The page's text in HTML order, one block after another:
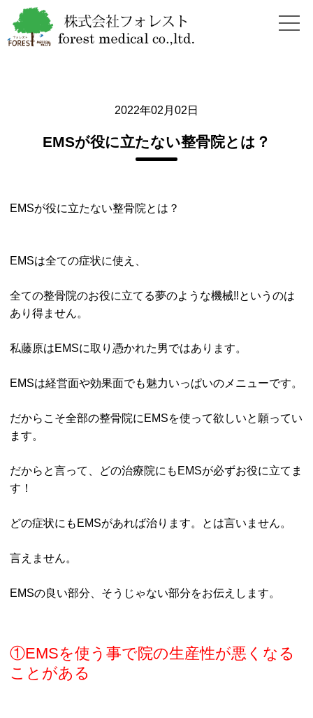
2022年02月02日
EMSが役に立たない整骨院とは？
EMSが役に立たない整骨院とは？
EMSは全ての症状に使え、
全ての整骨院のお役に立てる夢のような機械‼︎というのは
あり得ません。
私藤原はEMSに取り憑かれた男ではあります。
EMSは経営面や効果面でも魅力いっぱいのメニューです。
だからこそ全部の整骨院にEMSを使って欲しいと願ってい
ます。
だからと言って、どの治療院にもEMSが必ずお役に立てま
す！
どの症状にもEMSがあれば治ります。とは言いません。
言えません。
EMSの良い部分、そうじゃない部分をお伝えします。
①EMSを使う事で院の生産性が悪くなる
ことがある